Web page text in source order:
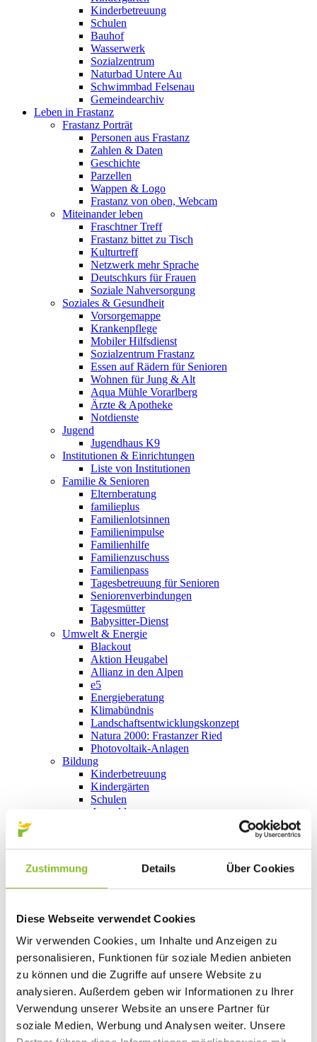
Zustimmung Details Über Cookies
Diese Webseite verwendet Cookies
Wir verwenden Cookies, um Inhalte und Anzeigen zu
personalisieren, Funktionen für soziale Medien anbieten
zu können und die Zugriffe auf unsere Website zu
analysieren. Außerdem geben wir Informationen zu Ihrer
Verwendung unserer Website an unsere Partner für
soziale Medien, Werbung und Analysen weiter. Unsere
Kinderbetreuung
Schulen
Bauhof
Wasserwerk
Sozialzentrum
Naturbad Untere Au
Schwimmbad Felsenau
Gemeindearchiv
Leben in Frastanz
Frastanz Porträt
Personen aus Frastanz
Zahlen & Daten
Geschichte
Parzellen
Wappen & Logo
Frastanz von oben, Webcam
Miteinander leben
Fraschtner Treff
Frastanz bittet zu Tisch
Kulturtreff
Netzwerk mehr Sprache
Deutschkurs für Frauen
Soziale Nahversorgung
Soziales & Gesundheit
Vorsorgemappe
Krankenpflege
Mobiler Hilfsdienst
Sozialzentrum Frastanz
Essen auf Rädern für Senioren
Wohnen für Jung & Alt
Aqua Mühle Vorarlberg
Ärzte & Apotheke
Notdienste
Jugend
Jugendhaus K9
Institutionen & Einrichtungen
Liste von Institutionen
Familie & Senioren
Elternberatung
familieplus
Familienlotsinnen
Familienimpulse
Familienhilfe
Familienzuschuss
Familienpass
Tagesbetreuung für Senioren
Seniorenverbindungen
Tagesmütter
Babysitter-Dienst
Umwelt & Energie
Blackout
Aktion Heugabel
Allianz in den Alpen
e5
Energieberatung
Klimabündnis
Landschaftsentwicklungskonzept
Natura 2000: Frastanzer Ried
Photovoltaik-Anlagen
Bildung
Kinderbetreuung
Kindergärten
Schulen
Anmeldungen
Domino s’Hus am Kirchplatz
Freizeit
Kultur
Vorarlberger Museumswelt
Kino vor Ort
Bibliothek
Gastronomie
Essen und Trinken in Frastanz
Sport
Naturbad Untere Au
Schwimmbad Felsenau
Wandern in Frastanz
Schilift Bazora
Spiel- und Sportstätten